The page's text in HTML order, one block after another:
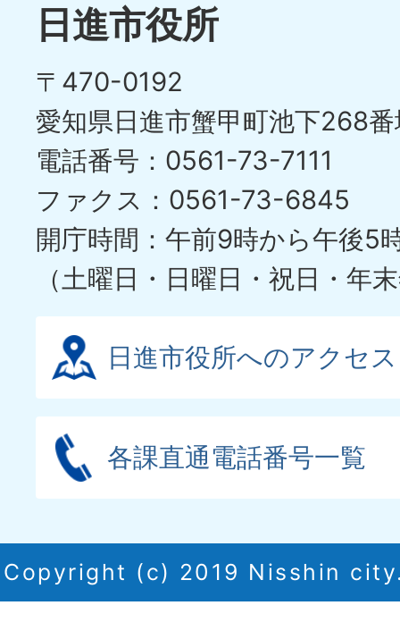
日進市役所
〒470-0192
愛知県日進市蟹甲町池下268
電話番号：0561-73-7111
ファクス：0561-73-6845
開庁時間：午前9時から午後5
（土曜日・日曜日・祝日・年
日進市役所へのアクセス
各課直通電話番号一覧
Copyright (c) 2019 Nisshin